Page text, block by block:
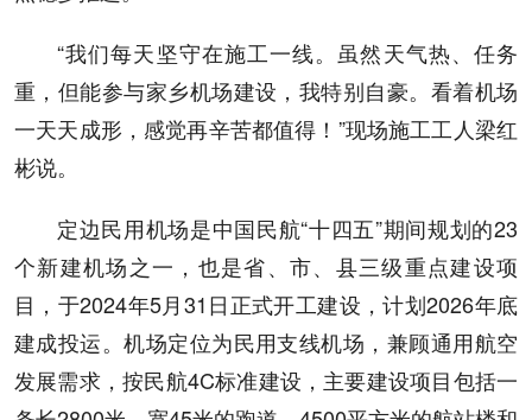
“我们每天坚守在施工一线。虽然天气热、任务
重，但能参与家乡机场建设，我特别自豪。看着机场
一天天成形，感觉再辛苦都值得！”现场施工工人梁红
彬说。
定边民用机场是中国民航“十四五”期间规划的23
个新建机场之一，也是省、市、县三级重点建设项
目，于2024年5月31日正式开工建设，计划2026年底
建成投运。机场定位为民用支线机场，兼顾通用航空
发展需求，按民航4C标准建设，主要建设项目包括一